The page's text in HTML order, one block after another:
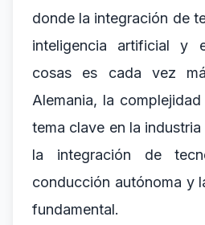
donde la integración de
inteligencia artificial y
cosas es cada vez
Alemania, la
tema clave en la
la integración de
conducción autónoma y
fundamental.